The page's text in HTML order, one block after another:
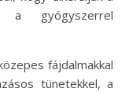
a gyógyszerrel
fájdalmakkal
tünetekkel, a